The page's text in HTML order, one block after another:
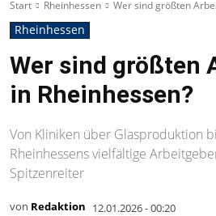
Start Rheinhessen Wer sind größten
Rheinhessen
Wer sind größten
in Rheinhessen?
Von Kliniken über Glasproduktion
Rheinhessens vielfältige
Spitzenreiter
von Redaktion 12.01.2026 - 00:20